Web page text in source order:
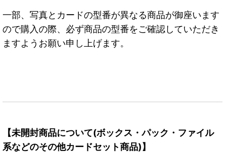
一部、写真とカードの型番が異なる商品が御座います
ので購入の際、必ず商品の型番をご確認していただき
ますようお願い申し上げます。
【未開封商品について(ボックス・パック・ファイル
系などのその他カードセット商品)】